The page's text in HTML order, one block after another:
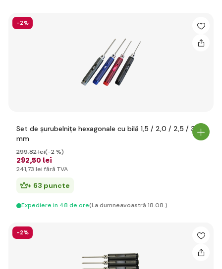
-2%
Set de șurubelnițe hexagonale cu bilă 1,5 / 2,0 / 2,5 / 3,0
mm
292,50 lei
299,82 lei(-2 %)
241,73 lei fără TVA
+ 63 puncte
Expediere in 48 de ore(La dumneavoastră 18.08.)
-2%